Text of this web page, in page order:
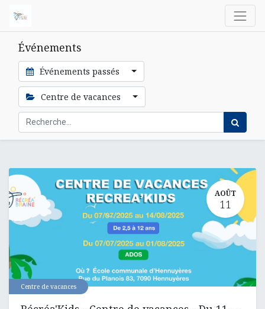
Événements
Événements passés
Centre de vacances
AOÛT
11
Centre de vacances